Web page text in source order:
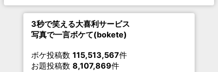
3秒で笑える大喜利サービス
写真で一言ボケて(bokete)
ボケ投稿数 115,513,567件
お題投稿数 8,107,869件